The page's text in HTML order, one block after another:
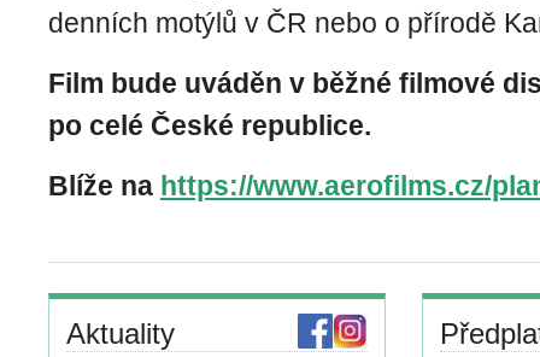
denních motýlů v ČR nebo o přírodě
Film bude uváděn v běžné filmové
po celé České republice.
Blíže na https://www.aerofilms.cz/
Aktuality